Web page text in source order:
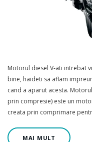
Motorul diesel V-ati intrebat
bine, haideti sa aflam
cand a aparut acesta.
prin compresie) este un
creata prin comprimare
MAI MULT